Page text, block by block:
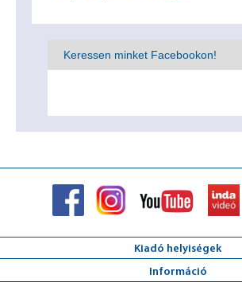
Keressen minket Facebookon!
Kiadó helyiségek
Információ